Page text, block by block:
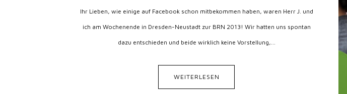
Ihr Lieben, wie einige auf Facebook schon mitbekommen haben, waren Herr J. und
ich am Wochenende in Dresden-Neustadt zur BRN 2013! Wir hatten uns spontan
dazu entschieden und beide wirklich keine Vorstellung,...
WEITERLESEN